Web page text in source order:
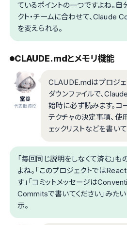
ているポイントの一つですよね。自
クト・チームに合わせて、Claude
を変えられる。
CLAUDE.mdとメモリ機能
室谷
代表取締役
CLAUDE.mdはプロジェ
ダウンファイルで、
始時に必ず読みます。コ
テクチャの決定事項、使
ェックリストなどを書いて
「毎回同じ説明をしなくて済む」も
よね。「このプロジェクトでは
す」「コミットメッセージは
Commitsで書いてください」みた
示。